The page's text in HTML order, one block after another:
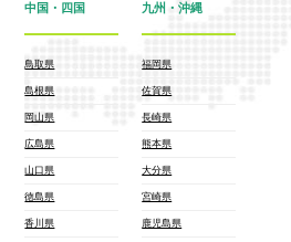
中国・四国
鳥取県
島根県
岡山県
広島県
山口県
徳島県
香川県
九州・沖縄
福岡県
佐賀県
長崎県
熊本県
大分県
宮崎県
鹿児島県